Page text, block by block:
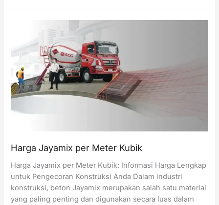
per
Harga Jayamix per Meter Kubik
Harga Jayamix per Meter Kubik: Informasi Harga Lengkap
untuk Pengecoran Konstruksi Anda Dalam industri
konstruksi, beton Jayamix merupakan salah satu material
yang paling penting dan digunakan secara luas dalam